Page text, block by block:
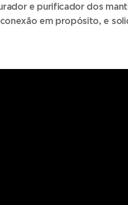
e purificador dos
em propósito, e